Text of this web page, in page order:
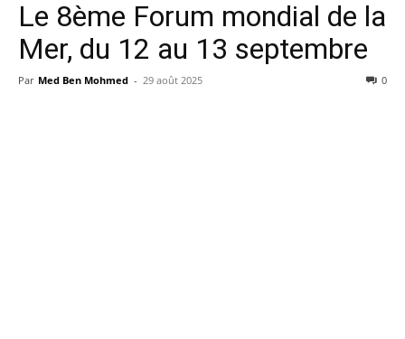
Le 8ème Forum mondial de la
Mer, du 12 au 13 septembre
Par Med Ben Mohmed - 29 août 2025 0